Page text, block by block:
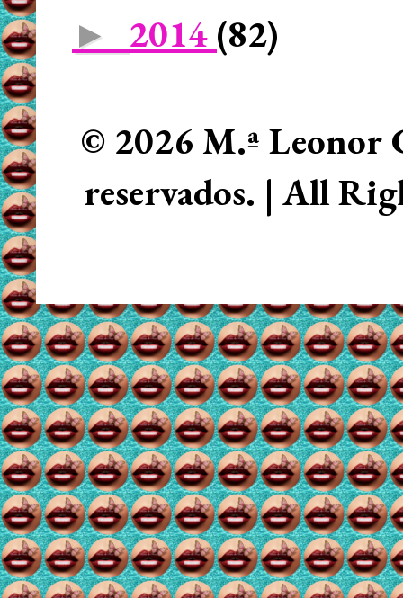
► 2014 (82)
© 2026 M.ª Leonor
reservados. | All